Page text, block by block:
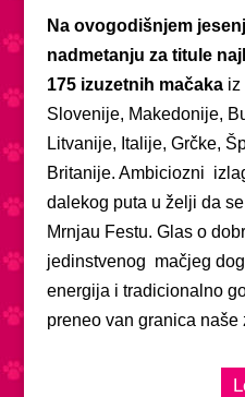
Na ovogodišnjem
nadmetanju za titule
175 izuzetnih mačakaiz
Slovenije, Makedonije,
Litvanije, Italije, Grčke,
Britanije. Ambiciozni
dalekog puta u želji da
Mrnjau Festu. Glas o
jedinstvenog mačjeg
energija i tradicionalno
preneo van granica naše